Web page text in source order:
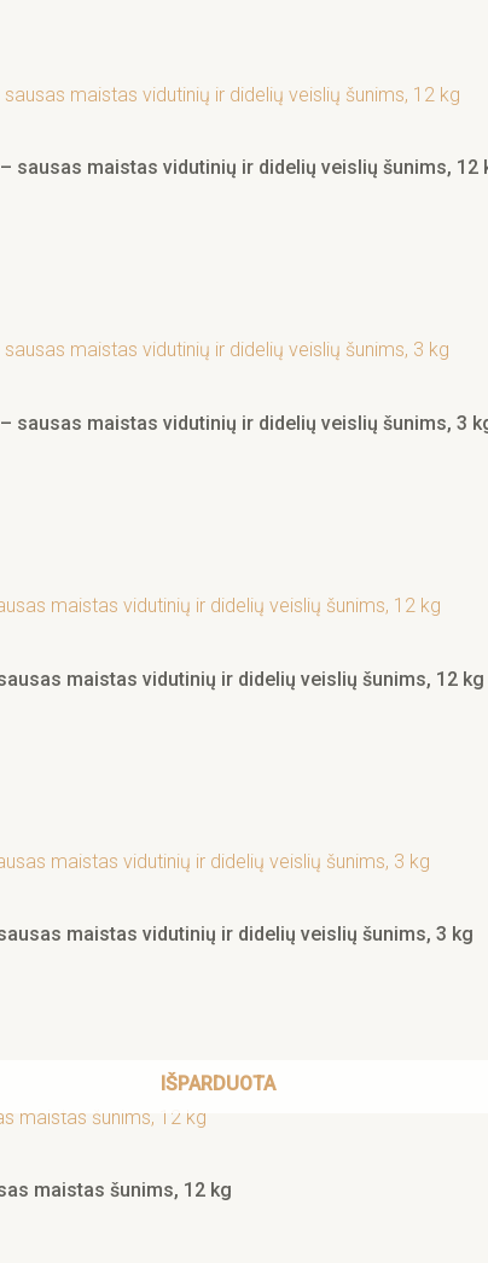
sausas maistas vidutinių ir didelių veislių šunims, 12
sausas maistas vidutinių ir didelių veislių šunims, 3
maistas vidutinių ir didelių veislių šunims, 12 kg
maistas vidutinių ir didelių veislių šunims, 3 kg
IŠPARDUOTA
maistas šunims, 12 kg